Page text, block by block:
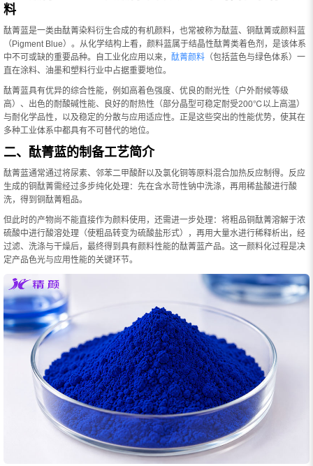
料
酞菁蓝是一类由酞菁染料衍生合成的有机颜料，也常被称为酞蓝、铜酞菁或颜料蓝
（Pigment Blue）。从化学结构上看，颜料蓝属于结晶性酞菁类着色剂，是该体系
中不可或缺的重要品种。自工业化应用以来， 酞菁颜料 （包括蓝色与绿色体系）一
直在涂料、油墨和塑料行业中占据重要地位。
酞菁蓝具有优异的综合性能，例如高着色强度、优良的耐光性（户外耐候等级
高）、出色的耐酸碱性能、良好的耐热性（部分晶型可稳定耐受200℃以上高温）
与耐化学品性，以及稳定的分散与应用适应性。正是这些突出的性能优势，使其在
多种工业体系中都具有不可替代的地位。
二、酞菁蓝的制备工艺简介
酞菁蓝通常通过将尿素、邻苯二甲酸酐以及氯化铜等原料混合加热反应制得。反应
生成的铜酞菁需经过多步纯化处理：先在含水苛性钠中洗涤，再用稀盐酸进行酸
洗，得到铜酞菁粗品。
但此时的产物尚不能直接作为颜料使用，还需进一步处理：将粗品铜酞菁溶解于浓
硫酸中进行酸溶处理（使粗品转变为硫酸盐形式），再用大量水进行稀释析出，经
过滤、洗涤与干燥后，最终得到具有颜料性能的酞菁蓝产品。这一颜料化过程是决
定产品色光与应用性能的关键环节。